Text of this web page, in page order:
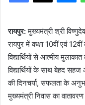
रायपुर:मुख्यमंत्री श्री
रायपुर में कक्षा 10वीं एवं
विद्यार्थियों से आत्मीय
विद्यार्थियों के साथ बेहद
की दिनचर्या, सफलता के
मुख्यमंत्री निवास का